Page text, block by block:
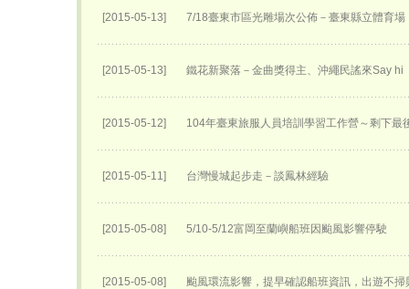
[2015-05-13] 7/18臺東市區光雕場次公佈－臺東縣立體育場
[2015-05-13] 鐵花新聚落－金曲獎得主、沖繩民謠來Say hi
[2015-05-12] 104年臺東旅服人員培訓學習工作營～剩下最
[2015-05-11] 台灣慢城起步走－談鳳林經驗
[2015-05-08] 5/10-5/12富岡至蘭嶼船班因颱風影響停駛
[2015-05-08] 颱風環流影響，提早確認船班資訊，出遊不掃